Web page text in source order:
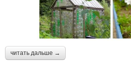
читать дальше →